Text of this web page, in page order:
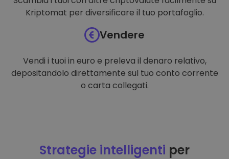
Kriptomat per diversificare il tuo portafoglio.
Vendere
Vendi i tuoi in euro e preleva il denaro relativo,
depositandolo direttamente sul tuo conto corrente
o carta collegati.
Strategie intelligenti per